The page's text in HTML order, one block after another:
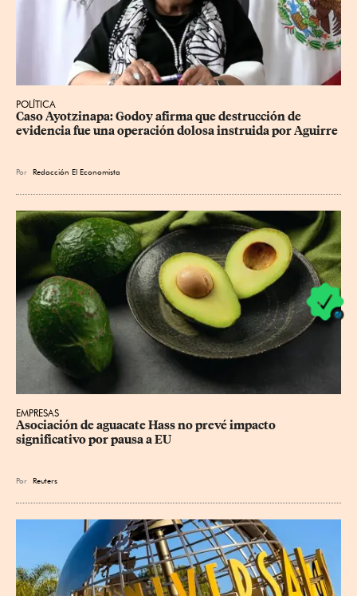
POLÍTICA
Caso Ayotzinapa: Godoy afirma que destrucción de
evidencia fue una operación dolosa instruida por Aguirre
Por Redacción El Economista
EMPRESAS
Asociación de aguacate Hass no prevé impacto
significativo por pausa a EU
Por Reuters